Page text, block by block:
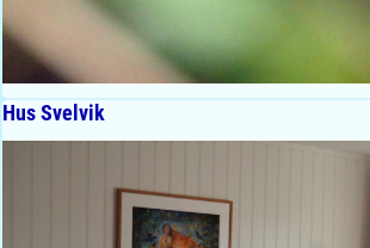
Hus Svelvik